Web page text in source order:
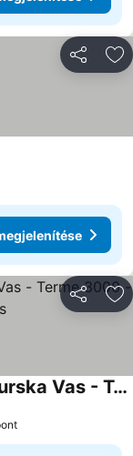
Hotel Ajda Depandance Prekmurska Vas - Terme 3000 - Sava Hotels & Resorts